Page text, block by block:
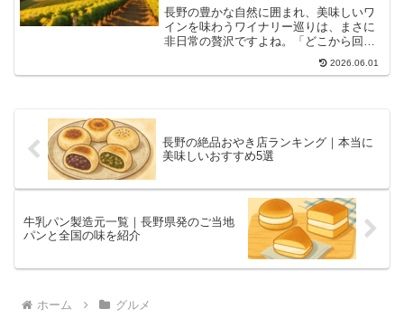
長野の豊かな自然に囲まれ、美味しいワ
インを味わうワイナリー巡りは、まさに
非日常の贅沢ですよね。「どこから回れ
ばいいの？」「どんなワインがある
の？」そんな疑問を持つあなたのため
2026.06.01
長野の絶品おやき店ランキング｜本当に
美味しいおすすめ5選
牛乳パン製造元一覧｜長野県発のご当地
パンと全国の味を紹介
ホーム グルメ